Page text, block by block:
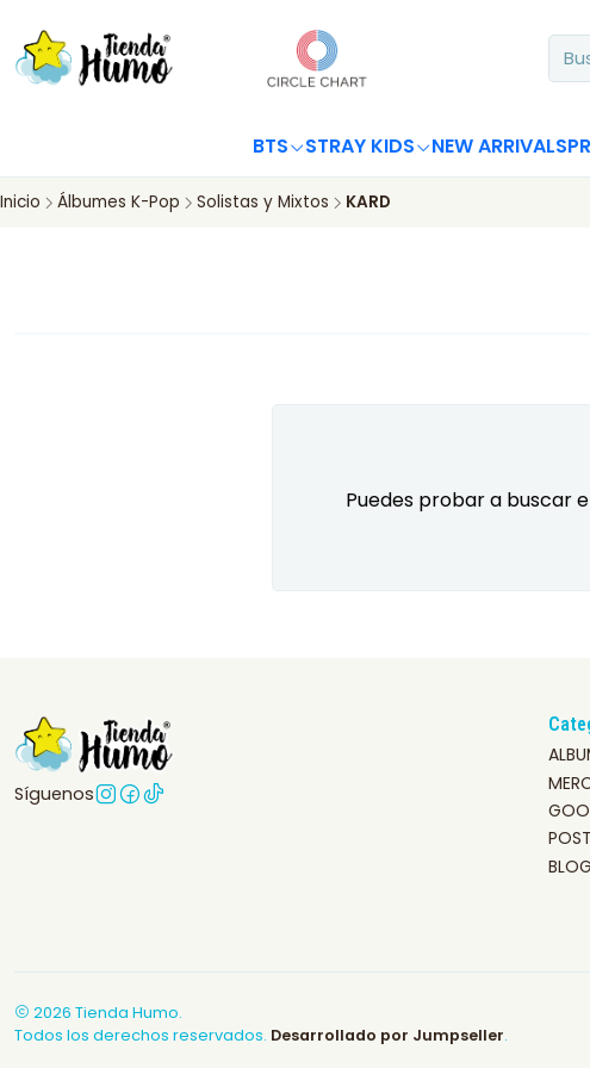
BTS STRAY KIDS NEW ARRIVALS
Inicio Álbumes K-Pop Solistas y Mixtos KARD
Puedes probar a buscar
Síguenos
BLOG
2026 Tienda Humo.
Todos los derechos reservados. Desarrollado por Jumpseller.